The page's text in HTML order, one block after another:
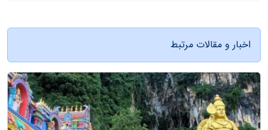
اخبار و مقالات مرتبط